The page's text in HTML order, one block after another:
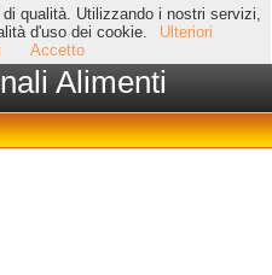
qualità. Utilizzando i nostri servizi,
d'uso dei cookie.
Ulteriori
Accetto
Alimenti